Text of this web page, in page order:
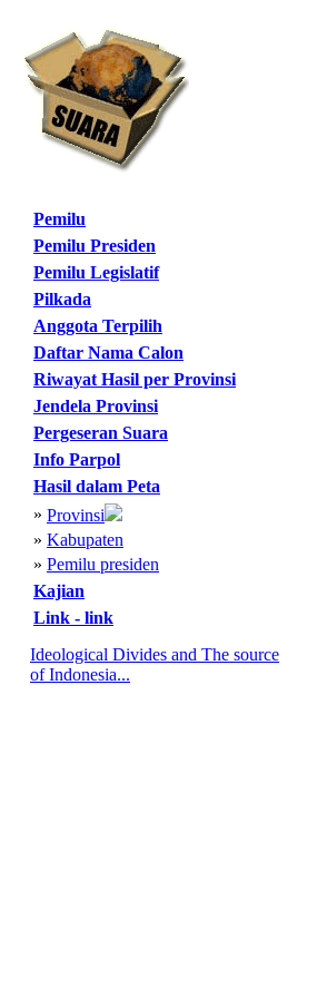
Pemilu
Pemilu Presiden
Pemilu Legislatif
Pilkada
Anggota Terpilih
Daftar Nama Calon
Riwayat Hasil per Provinsi
Jendela Provinsi
Pergeseran Suara
Info Parpol
Hasil dalam Peta
» Provinsi
» Kabupaten
» Pemilu presiden
Kajian
Link - link
Ideological Divides and The source
of Indonesia...